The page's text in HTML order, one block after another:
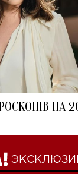
НА